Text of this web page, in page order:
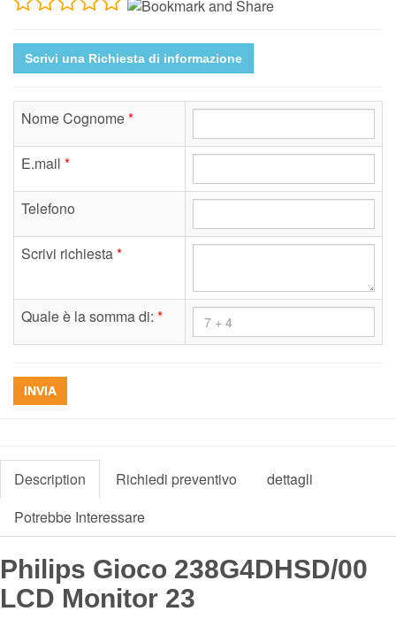
Scrivi una Richiesta di informazione
Nome Cognome*
E.mail *
Telefono
Scrivi richiesta*
Quale è la somma di: *
INVIA
Description Richiedi preventivo
dettagli
Potrebbe Interessare
Philips Gioco 238G4DHSD/00
LCD Monitor 23